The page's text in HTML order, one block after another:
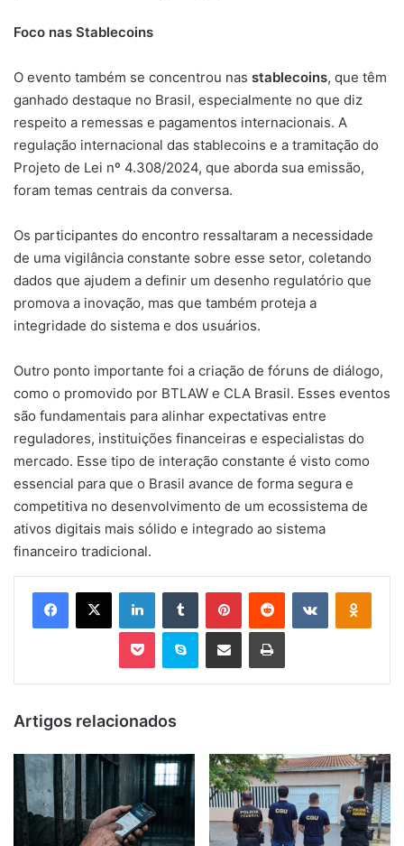
Foco nas Stablecoins
O evento também se concentrou nas stablecoins, que têm
ganhado destaque no Brasil, especialmente no que diz
respeito a remessas e pagamentos internacionais. A
regulação internacional das stablecoins e a tramitação do
Projeto de Lei nº 4.308/2024, que aborda sua emissão,
foram temas centrais da conversa.
Os participantes do encontro ressaltaram a necessidade
de uma vigilância constante sobre esse setor, coletando
dados que ajudem a definir um desenho regulatório que
promova a inovação, mas que também proteja a
integridade do sistema e dos usuários.
Outro ponto importante foi a criação de fóruns de diálogo,
como o promovido por BTLAW e CLA Brasil. Esses eventos
são fundamentais para alinhar expectativas entre
reguladores, instituições financeiras e especialistas do
mercado. Esse tipo de interação constante é visto como
essencial para que o Brasil avance de forma segura e
competitiva no desenvolvimento de um ecossistema de
ativos digitais mais sólido e integrado ao sistema
financeiro tradicional.
Facebook
X LinkedinTumblr PinterestReddit VK OK
Pocket Skype Compartilhar via e-mail Imprimir
Artigos relacionados